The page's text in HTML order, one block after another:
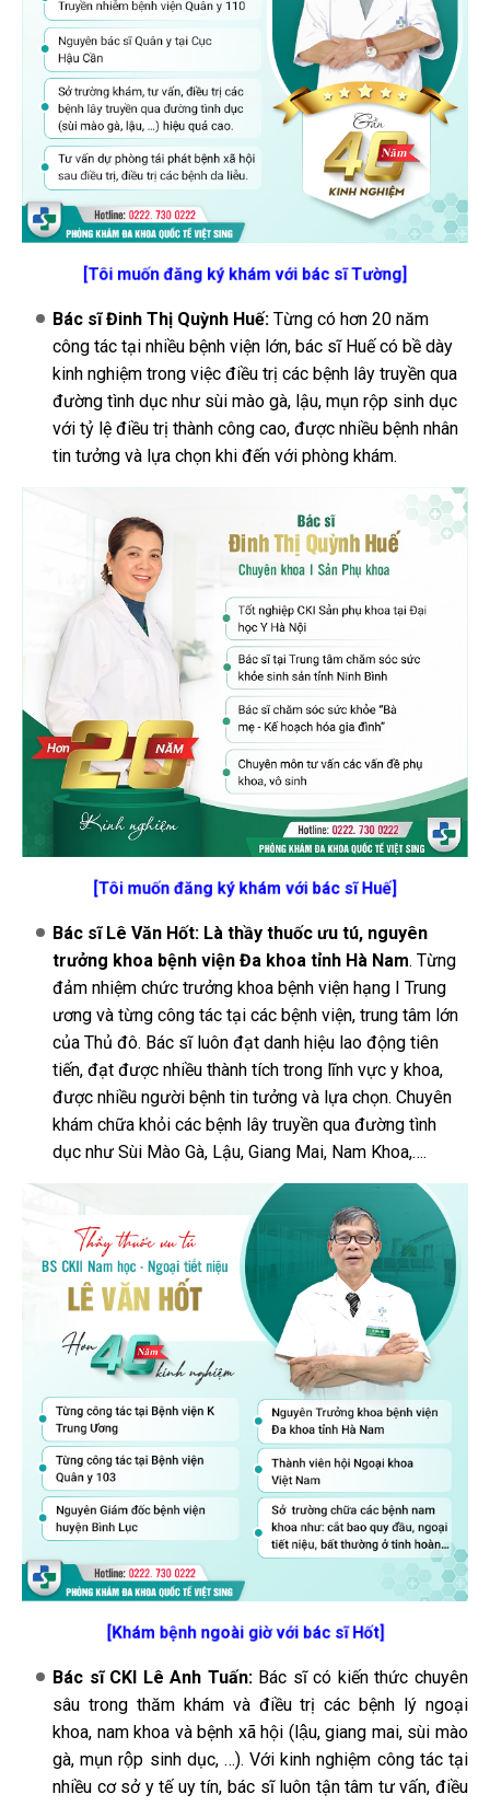
[Tôi muốn đăng ký khám với bác sĩ Tường]
Bác sĩ Đinh Thị Quỳnh Huế: Từng có hơn 20 năm
công tác tại nhiều bệnh viện lớn, bác sĩ Huế có bề dày
kinh nghiệm trong việc điều trị các bệnh lây truyền qua
đường tình dục như sùi mào gà, lậu, mụn rộp sinh dục
với tỷ lệ điều trị thành công cao, được nhiều bệnh nhân
tin tưởng và lựa chọn khi đến với phòng khám.
[Tôi muốn đăng ký khám với bác sĩ Huế]
Bác sĩ Lê Văn Hốt: Là thầy thuốc ưu tú, nguyên
trưởng khoa bệnh viện Đa khoa tỉnh Hà Nam. Từng
đảm nhiệm chức trưởng khoa bệnh viện hạng I Trung
ương và từng công tác tại các bệnh viện, trung tâm lớn
của Thủ đô. Bác sĩ luôn đạt danh hiệu lao động tiên
tiến, đạt được nhiều thành tích trong lĩnh vực y khoa,
được nhiều người bệnh tin tưởng và lựa chọn. Chuyên
khám chữa khỏi các bệnh lây truyền qua đường tình
dục như Sùi Mào Gà, Lậu, Giang Mai, Nam Khoa,….
[Khám bệnh ngoài giờ với bác sĩ Hốt]
Bác sĩ CKI Lê Anh Tuấn:Bác sĩ có kiến thức chuyên
sâu trong thăm khám và điều trị các bệnh lý ngoại
khoa, nam khoa và bệnh xã hội (lậu, giang mai, sùi mào
gà, mụn rộp sinh dục, …). Với kinh nghiệm công tác tại
nhiều cơ sở y tế uy tín, bác sĩ luôn tận tâm tư vấn, điều